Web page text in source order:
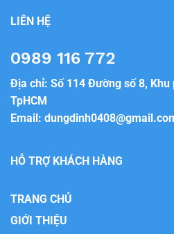
LIÊN HỆ
0989 116 772
Địa chỉ: Số 114 Đường số 8, Khu
TpHCM
Email:
HỖ TRỢ KHÁCH HÀNG
TRANG CHỦ
GIỚI THIỆU